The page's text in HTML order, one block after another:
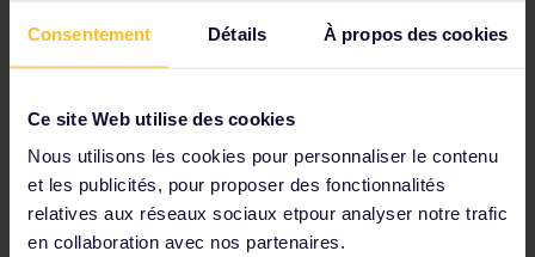
Consentement Détails À propos des cookies
Ce site Web utilise des cookies
Nous utilisons les cookies pour personnaliser le contenu
et les publicités, pour proposer des fonctionnalités
relatives aux réseaux sociaux etpour analyser notre trafic
en collaboration avec nos partenaires.
View map of European rail network
Book your hostel accommodation
Get discounts with your Pass